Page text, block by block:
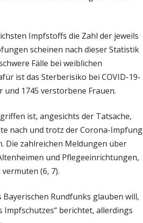
Impfstoffs die Zahl der jeweils
scheinen nach dieser Statistik
Fälle bei weiblichen
ist das Sterberisiko bei COVID-19-
1745 verstorbene Frauen.
ist, angesichts der Tatsache,
nach und trotz der Corona-Impfung
Die zahlreichen Meldungen über
und Pflegeeinrichtungen,
(6, 7).
Rundfunks glauben will,
Impfschutzes“ berichtet, allerdings